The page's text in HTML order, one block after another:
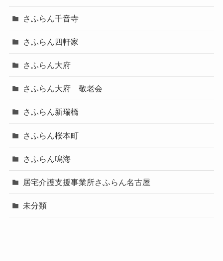
さふらん千音寺
さふらん四軒家
さふらん大府
さふらん大府 敬老会
さふらん新瑞橋
さふらん桜本町
さふらん鳴海
居宅介護支援事業所さふらん名古屋
未分類